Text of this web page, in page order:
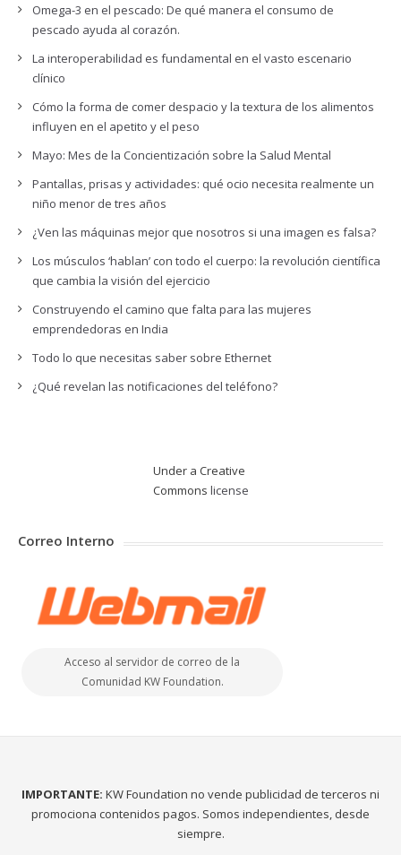
Omega-3 en el pescado: De qué manera el consumo de
pescado ayuda al corazón.
La interoperabilidad es fundamental en el vasto escenario
clínico
Cómo la forma de comer despacio y la textura de los alimentos
influyen en el apetito y el peso
Mayo: Mes de la Concientización sobre la Salud Mental
Pantallas, prisas y actividades: qué ocio necesita realmente un
niño menor de tres años
¿Ven las máquinas mejor que nosotros si una imagen es falsa?
Los músculos ‘hablan’ con todo el cuerpo: la revolución científica
que cambia la visión del ejercicio
Construyendo el camino que falta para las mujeres
emprendedoras en India
Todo lo que necesitas saber sobre Ethernet
¿Qué revelan las notificaciones del teléfono?
Under a Creative
Commons license
Correo Interno
Acceso al servidor de correo de la
Comunidad KW Foundation.
IMPORTANTE: KW Foundation no vende publicidad de terceros ni
promociona contenidos pagos. Somos independientes, desde
siempre.